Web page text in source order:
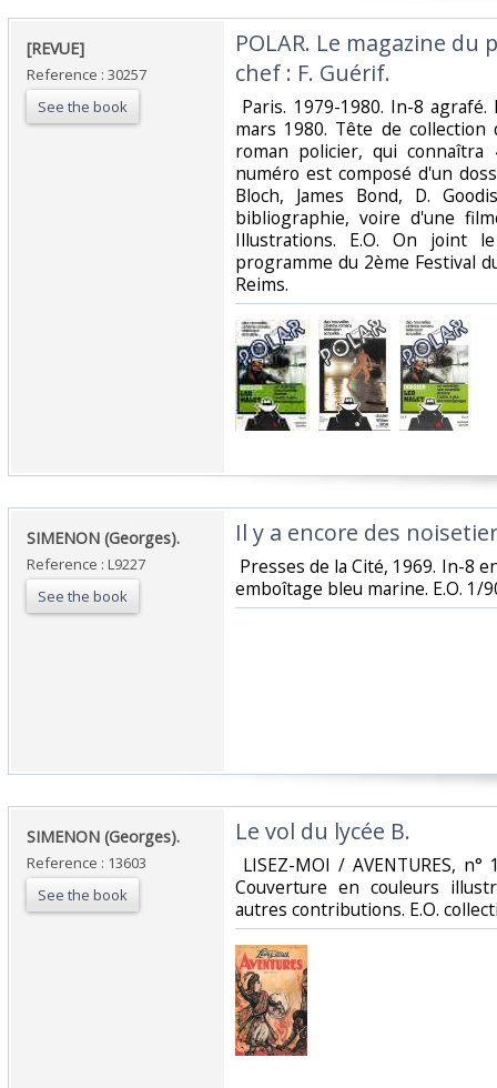
‎[REVUE]‎
Reference : 30257
See the book
‎POLAR. Le magazine du
chef : F. Guérif.‎
Paris. 1979-1980. In-8
mars 1980. Tête de
roman policier, qui connaîtra
numéro est composé d'un
Bloch, James Bond, D.
bibliographie, voire d'une
Illustrations. E.O. On joint
programme du 2ème Festival
Reims.‎
‎SIMENON (Georges).‎
Reference : L9227
See the book
‎Il y a encore des
Presses de la Cité, 1969. In-8
emboîtage bleu marine. E.O. 1/
‎SIMENON (Georges).‎
Reference : 13603
See the book
‎Le vol du lycée B.‎
LISEZ-MOI / AVENTURES,
Couverture en couleurs
autres contributions. E.O.